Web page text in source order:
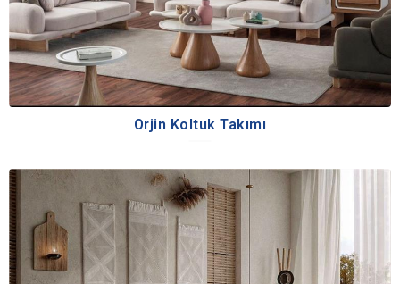
Orjin Koltuk Takımı